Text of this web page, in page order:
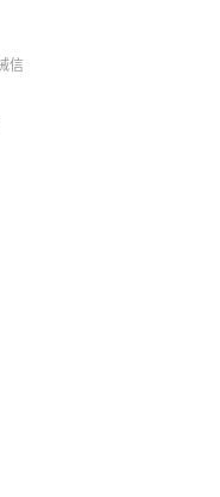
信